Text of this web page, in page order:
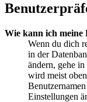
Wie kann ich meine
Wenn du dich
in der
ändern, gehe
wird meist
Einstellungen